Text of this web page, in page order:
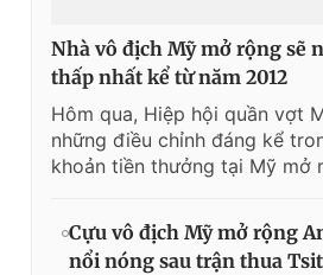
Nhà vô địch Mỹ mở rộng sẽ
thấp nhất kể từ năm 2012
Hôm qua, Hiệp hội quần vợt
những điều chỉnh đáng kể
khoản tiền thưởng tại Mỹ mở
Cựu vô địch Mỹ mở rộng
nổi nóng sau trận thua